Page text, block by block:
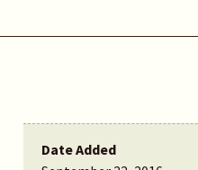
Date Added